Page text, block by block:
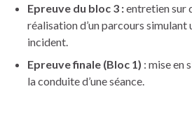
Epreuve du bloc 3 :entretien sur
réalisation d’un parcours simulant
incident.
Epreuve finale (Bloc 1) : mise en
la conduite d’une séance.